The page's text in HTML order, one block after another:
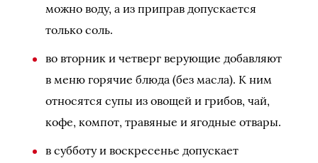
можно воду, а из приправ допускается
только соль.
во вторник и четверг верующие добавляют
в меню горячие блюда (без масла). К ним
относятся супы из овощей и грибов, чай,
кофе, компот, травяные и ягодные отвары.
в субботу и воскресенье допускает